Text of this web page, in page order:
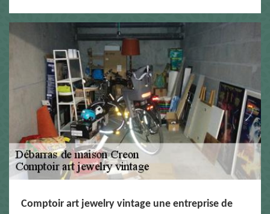
Comptoir art jewelry vintage une entreprise de